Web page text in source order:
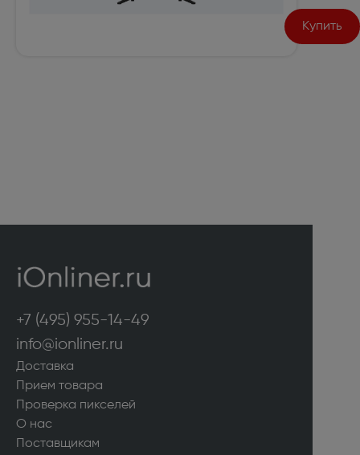
Купить
+7 (495) 955-14-49
info@ionliner.ru
Доставка
Прием товара
Проверка пикселей
О нас
Поставщикам